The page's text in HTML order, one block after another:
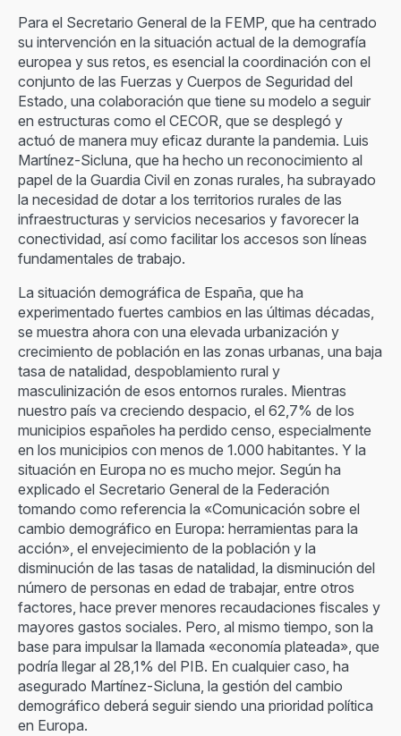
Para el Secretario General de la FEMP, que ha centrado
su intervención en la situación actual de la demografía
europea y sus retos, es esencial la coordinación con el
conjunto de las Fuerzas y Cuerpos de Seguridad del
Estado, una colaboración que tiene su modelo a seguir
en estructuras como el CECOR, que se desplegó y
actuó de manera muy eficaz durante la pandemia. Luis
Martínez-Sicluna, que ha hecho un reconocimiento al
papel de la Guardia Civil en zonas rurales, ha subrayado
la necesidad de dotar a los territorios rurales de las
infraestructuras y servicios necesarios y favorecer la
conectividad, así como facilitar los accesos son líneas
fundamentales de trabajo.
La situación demográfica de España, que ha
experimentado fuertes cambios en las últimas décadas,
se muestra ahora con una elevada urbanización y
crecimiento de población en las zonas urbanas, una baja
tasa de natalidad, despoblamiento rural y
masculinización de esos entornos rurales. Mientras
nuestro país va creciendo despacio, el 62,7% de los
municipios españoles ha perdido censo, especialmente
en los municipios con menos de 1.000 habitantes. Y la
situación en Europa no es mucho mejor. Según ha
explicado el Secretario General de la Federación
tomando como referencia la «Comunicación sobre el
cambio demográfico en Europa: herramientas para la
acción», el envejecimiento de la población y la
disminución de las tasas de natalidad, la disminución del
número de personas en edad de trabajar, entre otros
factores, hace prever menores recaudaciones fiscales y
mayores gastos sociales. Pero, al mismo tiempo, son la
base para impulsar la llamada «economía plateada», que
podría llegar al 28,1% del PIB. En cualquier caso, ha
asegurado Martínez-Sicluna, la gestión del cambio
demográfico deberá seguir siendo una prioridad política
en Europa.